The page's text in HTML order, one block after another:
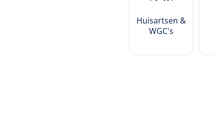
Huisartsen &
WGC's